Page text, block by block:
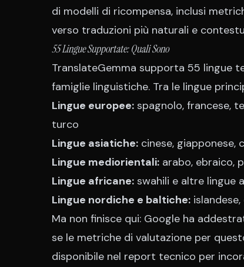
di modelli di ricompensa, inclusi
verso traduzioni più naturali e
55 Lingue Supportate: Quali Sono
TranslateGemma supporta 55 lingue
famiglie linguistiche. Tra le lingue
Lingue europee: spagnolo, francese,
turco
Lingue asiatiche: cinese, giapponese,
Lingue mediorientali: arabo, ebraico,
Lingue africane: swahili e altre lingue
Lingue nordiche e baltiche:
Ma non finisce qui: Google ha
se le metriche di valutazione per
disponibile nel report tecnico per